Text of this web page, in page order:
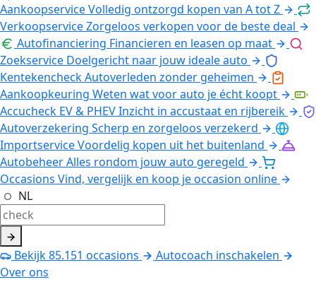
AankoopserviceVolledig ontzorgd kopen van A tot Z
VerkoopserviceZorgeloos verkopen voor de beste deal
Autofinanciering Financieren en leasen op maat
Zoekservice Doelgericht naar jouw ideale auto
KentekencheckAutoverleden zonder geheimen
Aankoopkeuring Weten wat voor auto je écht koopt
Accucheck EV & PHEVInzicht in accustaat en rijbereik
Autoverzekering Scherp en zorgeloos verzekerd
ImportserviceVoordelig kopen uit het buitenland
AutobeheerAlles rondom jouw auto geregeld
Occasions Vind, vergelijk en koop je occasion online
NL
Bekijk85.151 occasions
Autocoach inschakelen
Over ons